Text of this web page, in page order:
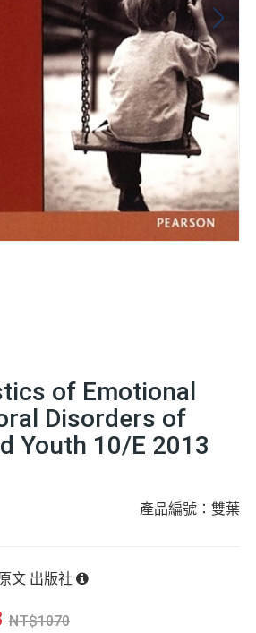
of Emotional
Disorders of
Youth 10/E 2013
產品編號：雙葉
文 出版社
NT$1070